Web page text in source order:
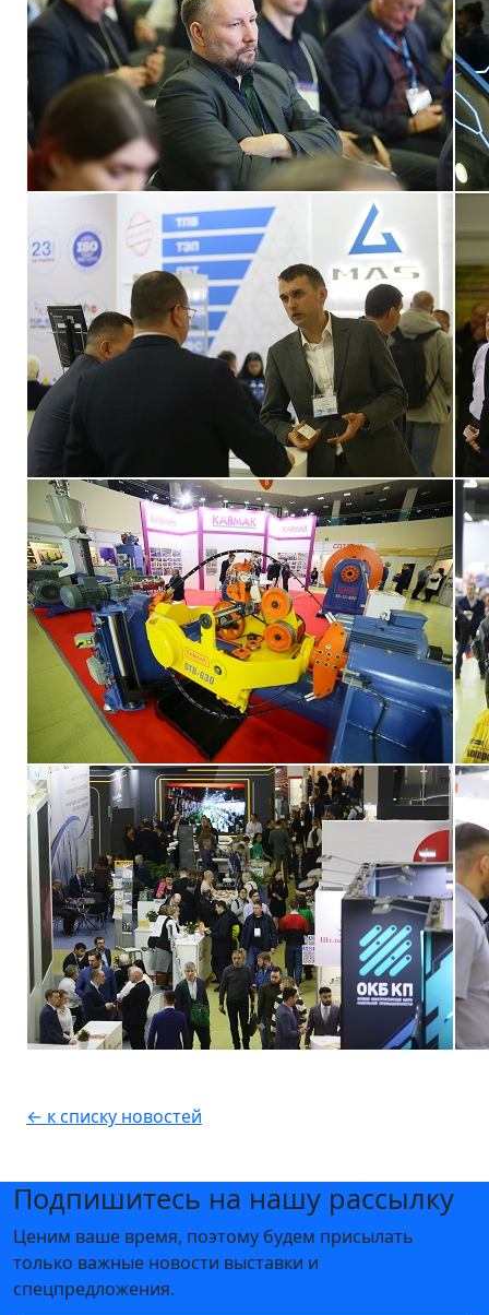
← к списку новостей
Подпишитесь на нашу рассылку
Ценим ваше время, поэтому будем присылать
только важные новости выставки и
спецпредложения.